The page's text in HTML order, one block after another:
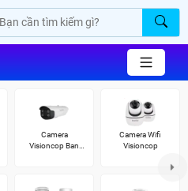
Camera
Visioncop Ban
Camera Wifi
Visioncop